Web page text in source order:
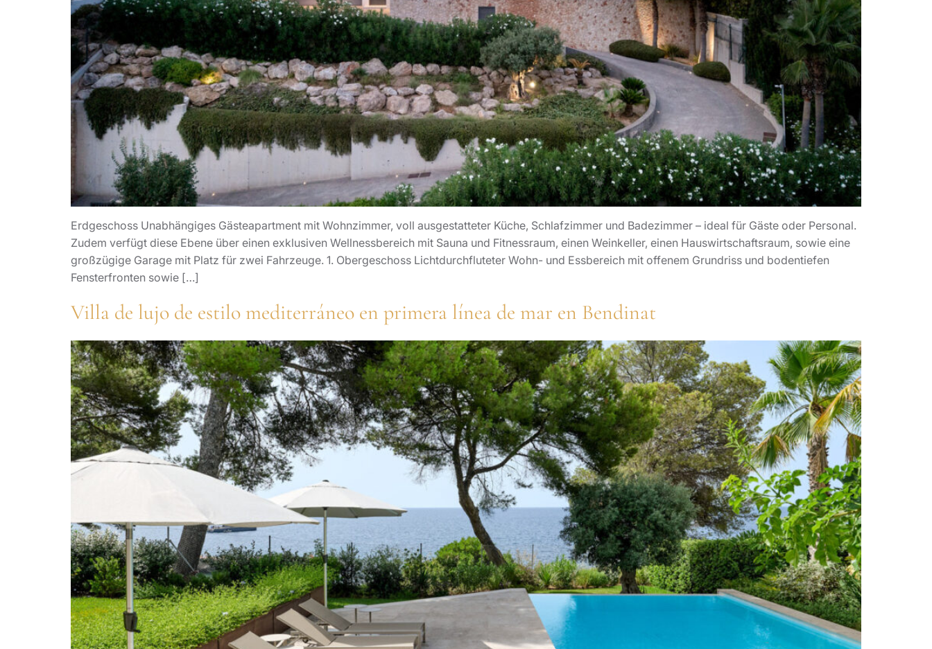
Erdgeschoss Unabhängiges Gästeapartment mit Wohnzimmer, voll ausgestatteter Küche, Schlafzimmer und Badezimmer – ideal für Gäste oder Personal.
Zudem verfügt diese Ebene über einen exklusiven Wellnessbereich mit Sauna und Fitnessraum, einen Weinkeller, einen Hauswirtschaftsraum, sowie eine
großzügige Garage mit Platz für zwei Fahrzeuge. 1. Obergeschoss Lichtdurchfluteter Wohn- und Essbereich mit offenem Grundriss und bodentiefen
Fensterfronten sowie […]
Villa de lujo de estilo mediterráneo en primera línea de mar en Bendinat